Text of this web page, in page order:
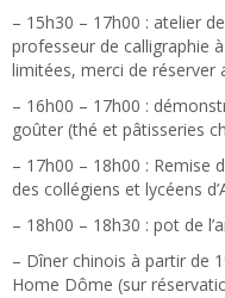
– 15h30 – 17h00 : atelier
professeur de calligraphie
limitées, merci de réserver
– 16h00 – 17h00 :
goûter (thé et pâtisseries
– 17h00 – 18h00 : Remise
des collégiens et lycéens
– 18h00 – 18h30 : pot de
– Dîner chinois à partir de
Home Dôme (sur